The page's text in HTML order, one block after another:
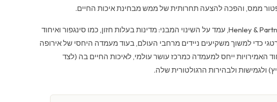
ממס, והפכה להצעה תחרותית של ממש מבחינת איכות החיים.
ד״ר כריסטיאן ה' קלין, יו״ר Henley & Partners, עמד על השינוי המבני: מדינות בעלות חזון, כמו סינגפור ואיחוד
כדי למשוך משקיעים ניידים מרחבי העולם, בעוד מעמדה היחסי של אירופה
האמירויות ייחס למעמדה כמרכז עושר עולמי, לאיכות החיים בה (לצד
ולגמישות ולבהירות הרגולטורית שלה.